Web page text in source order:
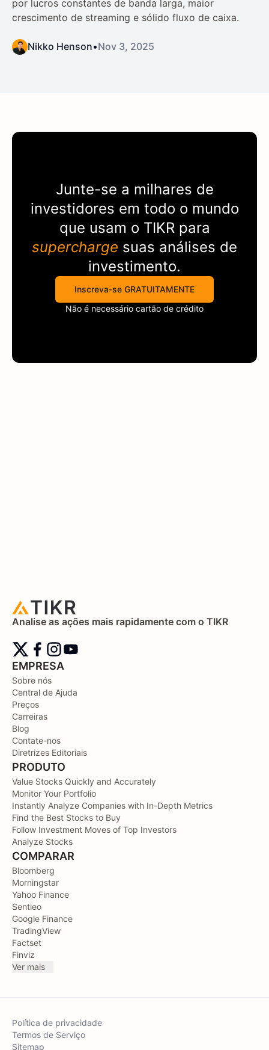
por lucros constantes de banda larga, maior
crescimento de streaming e sólido fluxo de caixa.
Nikko Henson•Nov 3, 2025
Junte-se a milhares de
investidores em todo o mundo
que usam o TIKRpara
supercharge suas análises de
investimento.
Inscreva-se GRATUITAMENTE
Não é necessário cartão de crédito
Analise as ações mais rapidamente com o TIKR
EMPRESA
Sobre nós
Central de Ajuda
Preços
Carreiras
Blog
Contate-nos
Diretrizes Editoriais
PRODUTO
Value Stocks Quickly and Accurately
Monitor Your Portfolio
Instantly Analyze Companies with In-Depth Metrics
Find the Best Stocks to Buy
Follow Investment Moves of Top Investors
Analyze Stocks
COMPARAR
Bloomberg
Morningstar
Yahoo Finance
Sentieo
Google Finance
TradingView
Factset
Finviz
Ver mais
Política de privacidade
Termos de Serviço
Sitemap